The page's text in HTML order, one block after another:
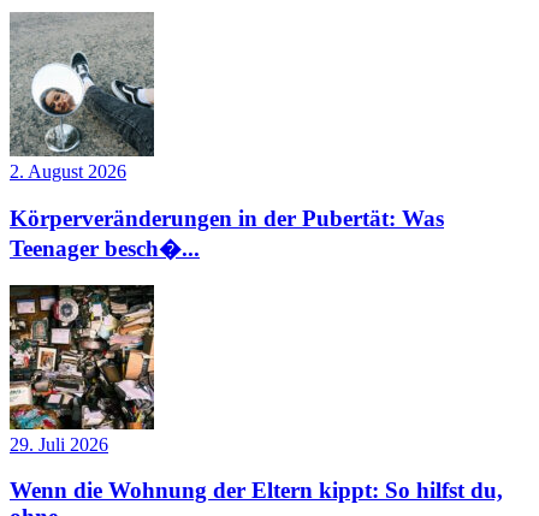
2. August 2026
Körperveränderungen in der Pubertät: Was
Teenager besch�...
29. Juli 2026
Wenn die Wohnung der Eltern kippt: So hilfst du,